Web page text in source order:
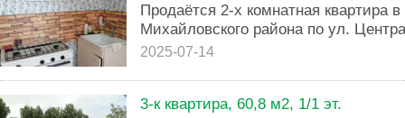
Продаётся 2-х комнатная квартира
Михайловского района по ул.
2025-07-14
3-к квартира, 60,8 м2, 1/1 эт.